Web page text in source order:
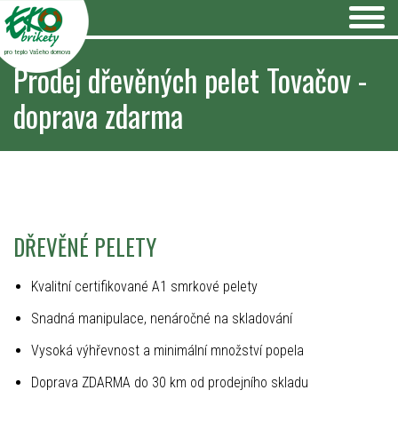
pro teplo Vašeho domova
Prodej dřevěných pelet Tovačov -
doprava zdarma
DŘEVĚNÉ PELETY
Kvalitní certifikované A1 smrkové pelety
Snadná manipulace, nenáročné na skladování
Vysoká výhřevnost a minimální množství popela
Doprava ZDARMA do 30 km od prodejního skladu